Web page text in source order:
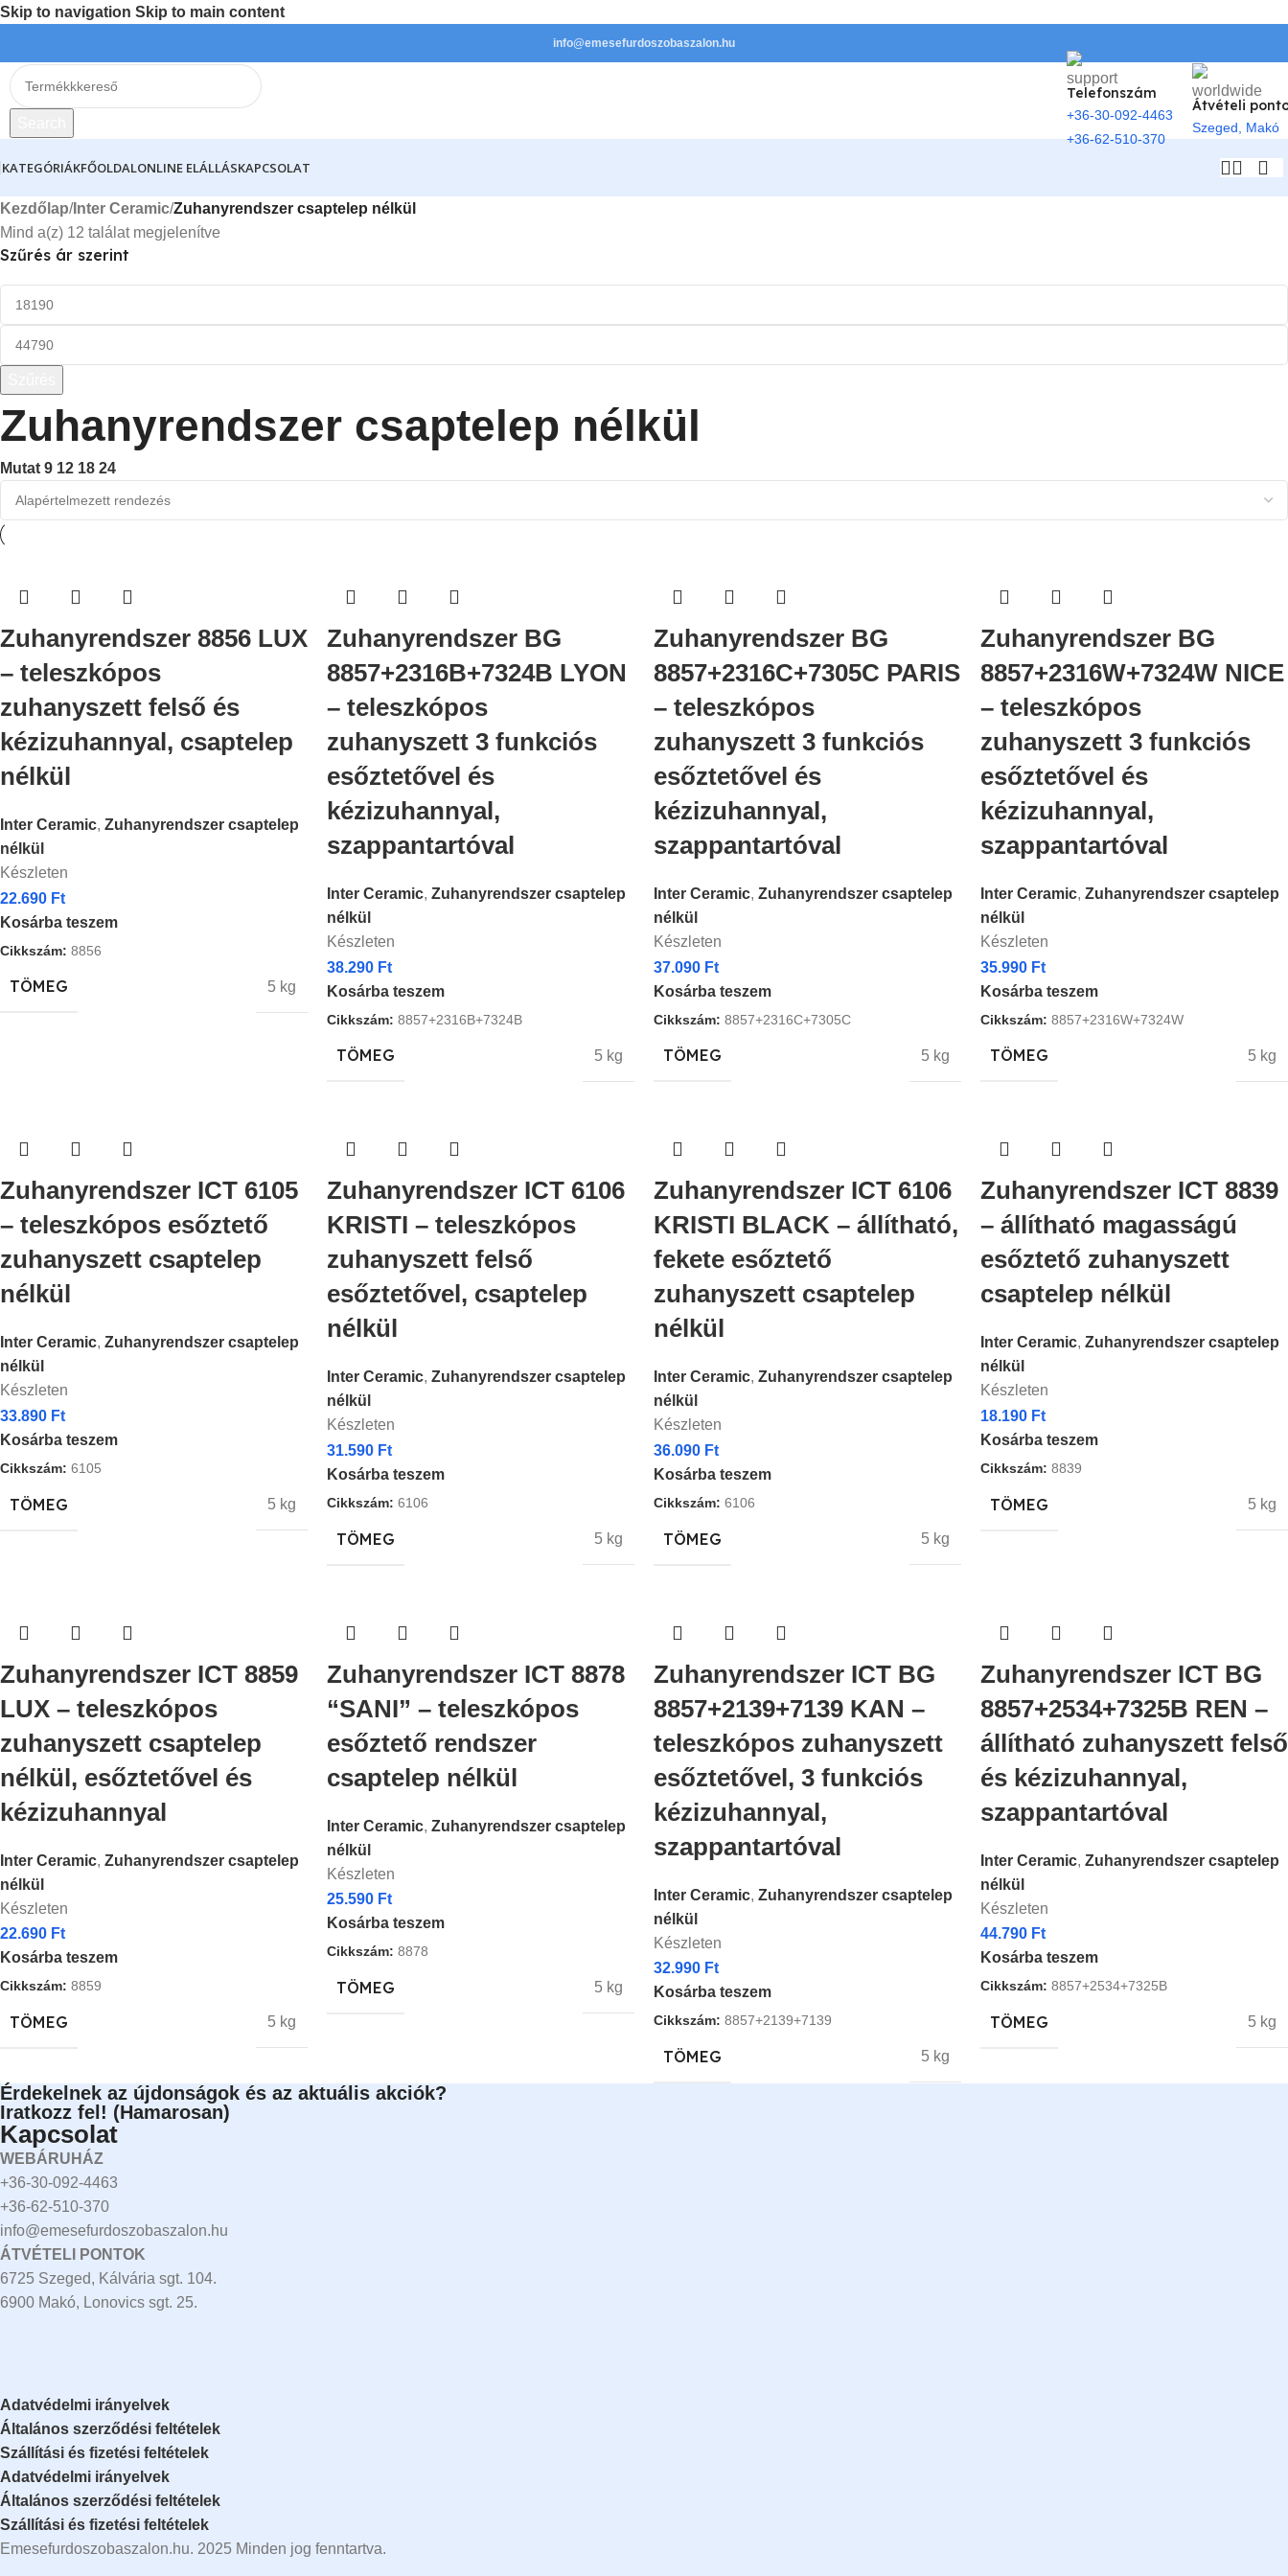
Skip to navigation Skip to main content
info@emesefurdoszobaszalon.hu
Telefonszám
+36-30-092-4463
+36-62-510-370
Átvételi
Szeged, Makó
KATEGÓRIÁKFŐOLDALONLINE ELÁLLÁSKAPCSOLAT
Kezdőlap/Inter Ceramic/Zuhanyrendszer csaptelep nélkül
Mind a(z) 12 találat megjelenítve
Szűrés ár szerint
Zuhanyrendszer csaptelep nélkül
Mutat 9 12 18 24
Zuhanyrendszer 8856 LUX
– teleszkópos
zuhanyszett felső és
kézizuhannyal, csaptelep
nélkül
Inter Ceramic, Zuhanyrendszer csaptelep
nélkül
Készleten
22.690 Ft
Kosárba teszem
Cikkszám: 8856
TÖMEG 5 kg
Zuhanyrendszer BG
8857+2316B+7324B LYON
– teleszkópos
zuhanyszett 3 funkciós
esőztetővel és
kézizuhannyal,
szappantartóval
Inter Ceramic, Zuhanyrendszer csaptelep
nélkül
Készleten
38.290 Ft
Kosárba teszem
Cikkszám: 8857+2316B+7324B
TÖMEG 5 kg
Zuhanyrendszer BG
8857+2316C+7305C PARIS
– teleszkópos
zuhanyszett 3 funkciós
esőztetővel és
kézizuhannyal,
szappantartóval
Inter Ceramic, Zuhanyrendszer csaptelep
nélkül
Készleten
37.090 Ft
Kosárba teszem
Cikkszám: 8857+2316C+7305C
TÖMEG 5 kg
Zuhanyrendszer BG
8857+2316W+7324W NICE
– teleszkópos
zuhanyszett 3 funkciós
esőztetővel és
kézizuhannyal,
szappantartóval
Inter Ceramic, Zuhanyrendszer csaptelep
nélkül
Készleten
35.990 Ft
Kosárba teszem
Cikkszám: 8857+2316W+7324W
TÖMEG 5 kg
Zuhanyrendszer ICT 6105
– teleszkópos esőztető
zuhanyszett csaptelep
nélkül
Inter Ceramic, Zuhanyrendszer csaptelep
nélkül
Készleten
33.890 Ft
Kosárba teszem
Cikkszám: 6105
TÖMEG 5 kg
Zuhanyrendszer ICT 6106
KRISTI – teleszkópos
zuhanyszett felső
esőztetővel, csaptelep
nélkül
Inter Ceramic, Zuhanyrendszer csaptelep
nélkül
Készleten
31.590 Ft
Kosárba teszem
Cikkszám: 6106
TÖMEG 5 kg
Zuhanyrendszer ICT 6106
KRISTI BLACK – állítható,
fekete esőztető
zuhanyszett csaptelep
nélkül
Inter Ceramic, Zuhanyrendszer csaptelep
nélkül
Készleten
36.090 Ft
Kosárba teszem
Cikkszám: 6106
TÖMEG 5 kg
Zuhanyrendszer ICT 8839
– állítható magasságú
esőztető zuhanyszett
csaptelep nélkül
Inter Ceramic, Zuhanyrendszer csaptelep
nélkül
Készleten
18.190 Ft
Kosárba teszem
Cikkszám: 8839
TÖMEG 5 kg
Zuhanyrendszer ICT 8859
LUX – teleszkópos
zuhanyszett csaptelep
nélkül, esőztetővel és
kézizuhannyal
Inter Ceramic, Zuhanyrendszer csaptelep
nélkül
Készleten
22.690 Ft
Kosárba teszem
Cikkszám: 8859
TÖMEG 5 kg
Zuhanyrendszer ICT 8878
“SANI” – teleszkópos
esőztető rendszer
csaptelep nélkül
Inter Ceramic, Zuhanyrendszer csaptelep
nélkül
Készleten
25.590 Ft
Kosárba teszem
Cikkszám: 8878
TÖMEG 5 kg
Zuhanyrendszer ICT BG
8857+2139+7139 KAN –
teleszkópos zuhanyszett
esőztetővel, 3 funkciós
kézizuhannyal,
szappantartóval
Inter Ceramic, Zuhanyrendszer csaptelep
nélkül
Készleten
32.990 Ft
Kosárba teszem
Cikkszám: 8857+2139+7139
TÖMEG 5 kg
Zuhanyrendszer ICT BG
8857+2534+7325B REN –
állítható zuhanyszett felső
és kézizuhannyal,
szappantartóval
Inter Ceramic, Zuhanyrendszer csaptelep
nélkül
Készleten
44.790 Ft
Kosárba teszem
Cikkszám: 8857+2534+7325B
TÖMEG 5 kg
Érdekelnek az újdonságok és az aktuális akciók?
Iratkozz fel! (Hamarosan)
Kapcsolat
WEBÁRUHÁZ
+36-30-092-4463
+36-62-510-370
info@emesefurdoszobaszalon.hu
ÁTVÉTELI PONTOK
6725 Szeged, Kálvária sgt. 104.​
6900 Makó, Lonovics sgt. 25.
Adatvédelmi irányelvek
Általános szerződési feltételek
Szállítási és fizetési feltételek
Adatvédelmi irányelvek
Általános szerződési feltételek
Szállítási és fizetési feltételek
Emesefurdoszobaszalon.hu. 2025 Minden jog fenntartva.